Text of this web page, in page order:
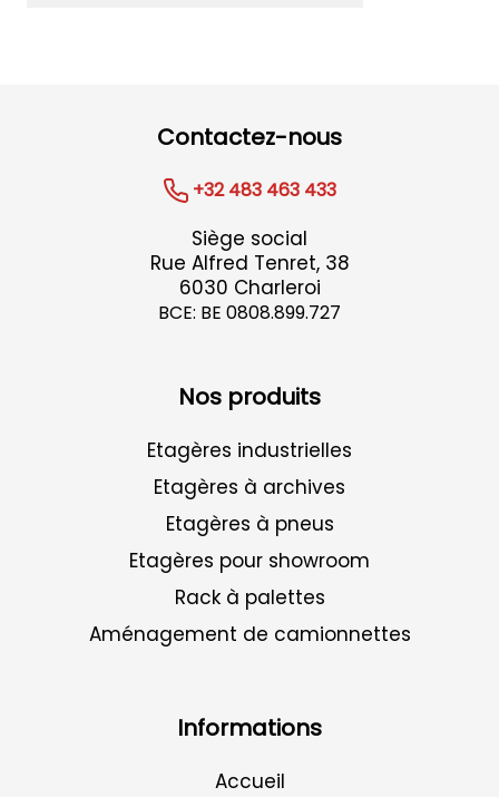
Contactez-nous
+32 483 463 433
Siège social
Rue Alfred Tenret, 38
6030 Charleroi
BCE: BE 0808.899.727
Nos produits
Etagères industrielles
Etagères à archives
Etagères à pneus
Etagères pour showroom
Rack à palettes
Aménagement de camionnettes
Informations
Accueil